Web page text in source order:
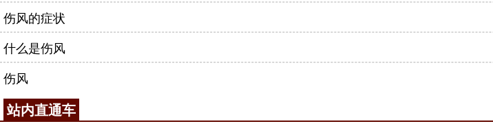
伤风的症状
什么是伤风
伤风
站内直通车